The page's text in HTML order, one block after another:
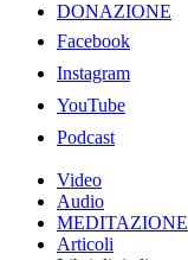
DONAZIONE
Facebook
Instagram
YouTube
Podcast
Video
Audio
MEDITAZIONE
Articoli